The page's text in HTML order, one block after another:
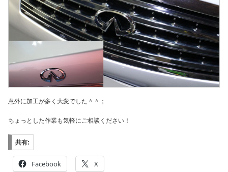
意外に加工が多く大変でした＾＾；
ちょっとした作業も気軽にご相談ください！
共有:
Facebook X